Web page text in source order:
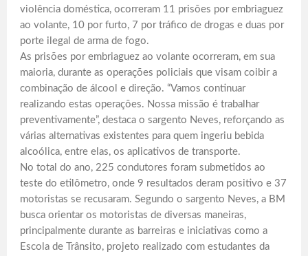
violência doméstica, ocorreram 11 prisões por embriaguez
ao volante, 10 por furto, 7 por tráfico de drogas e duas por
porte ilegal de arma de fogo.
As prisões por embriaguez ao volante ocorreram, em sua
maioria, durante as operações policiais que visam coibir a
combinação de álcool e direção. “Vamos continuar
realizando estas operações. Nossa missão é trabalhar
preventivamente”, destaca o sargento Neves, reforçando as
várias alternativas existentes para quem ingeriu bebida
alcoólica, entre elas, os aplicativos de transporte.
No total do ano, 225 condutores foram submetidos ao
teste do etilômetro, onde 9 resultados deram positivo e 37
motoristas se recusaram. Segundo o sargento Neves, a BM
busca orientar os motoristas de diversas maneiras,
principalmente durante as barreiras e iniciativas como a
Escola de Trânsito, projeto realizado com estudantes da